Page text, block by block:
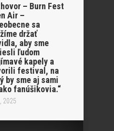
– Burn Fest
Air –
sa
držať
aby sme
ľudom
kapely a
festival, na
by sme aj sami
fanúšikovia.“
2025